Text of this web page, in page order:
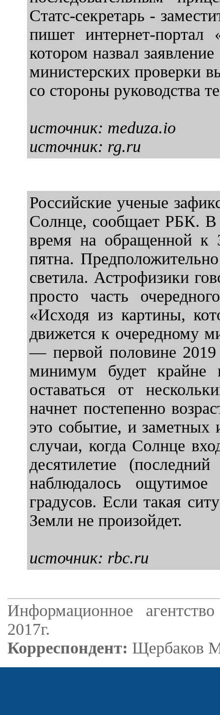
Статс-секретарь -
пишет интернет-портал
котором назвал
министерских проверки
со стороны руководства
источник: meduza.io
источник: rg.ru
Российские ученые
Солнце, сообщает РБК. В
время на обращенной к
пятна.
светила. Астрофизики
просто часть
«Исходя из картины,
движется к очередному
— первой половине
минимум будет крайне
оставаться от
начнет постепенно
это событие, и заметных
случаи, когда Солнце
десятилетие
наблюдалось
градусов. Если такая
Земли не произойдет.​
источник: rbc.ru
Информационное
2017г.
Корреспондент: Щербаков